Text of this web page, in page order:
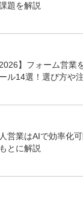
題を解説
2026】フォーム営業
ル14選！選び方や
営業はAIで効率化
とに解説